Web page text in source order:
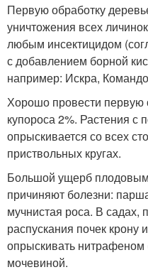
Первую обработку
уничтожения всех
любым инсектицидом
с добавлением борной
например: Искра,
Хорошо провести первую
купороса 2%. Растения
опрыскивается со всех
приствольных кругах.
Большой ущерб
причиняют болезни:
мучнистая роса. В
распускания почек крону
опрыскивать
мочевиной.